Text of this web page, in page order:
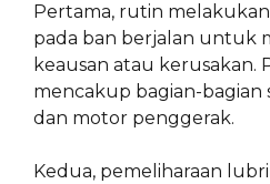
Pertama, rutin
pada ban berjalan untuk
keausan atau kerusakan.
mencakup bagian-bagian
dan motor penggerak.
Kedua, pemeliharaan